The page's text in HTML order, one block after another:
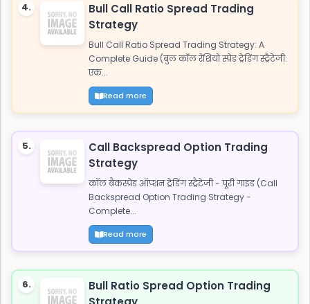
4.
Bull Call Ratio Spread Trading
Strategy
Bull Call Ratio Spread Trading Strategy: A
Complete Guide (बुल कॉल रेशियो स्प्रेड ट्रेडिंग स्ट्रैटेजी:
एक...
Read more
5.
Call Backspread Option Trading
Strategy
कॉल बैकस्प्रेड ऑप्शन ट्रेडिंग स्ट्रैटेजी - पूरी गाइड (Call
Backspread Option Trading Strategy -
Complete...
Read more
6.
Bull Ratio Spread Option Trading